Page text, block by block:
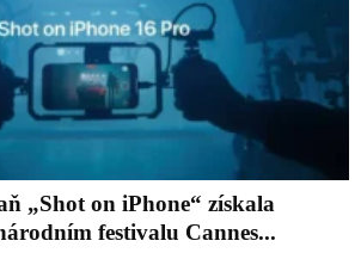
„Shot on iPhone“ získala
festivalu Cannes...